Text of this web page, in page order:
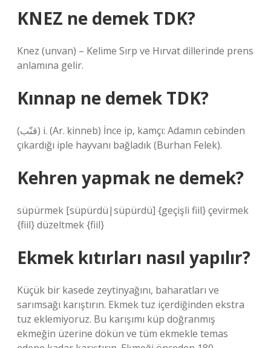
KNEZ ne demek TDK?
Knez (unvan) – Kelime Sırp ve Hırvat dillerinde prens
anlamına gelir.
Kınnap ne demek TDK?
(ﻗﻨّﺐ) i. (Ar. ḳinneb) İnce ip, kamçı: Adamın cebinden
çıkardığı iple hayvanı bağladık (Burhan Felek).
Kehren yapmak ne demek?
süpürmek [süpürdü|süpürdü] {geçişli fiil} çevirmek
{fiil} düzeltmek {fiil}
Ekmek kıtırları nasıl yapılır?
Küçük bir kasede zeytinyağını, baharatları ve
sarımsağı karıştırın. Ekmek tuz içerdiğinden ekstra
tuz eklemiyoruz. Bu karışımı küp doğranmış
ekmeğin üzerine dökün ve tüm ekmekle temas